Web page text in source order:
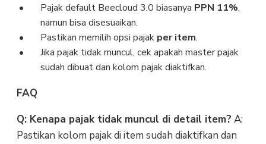
Pajak default Beecloud 3.0 biasanya PPN 11%,
namun bisa disesuaikan.
Pastikan memilih opsi pajak per item.
Jika pajak tidak muncul, cek apakah master pajak
sudah dibuat dan kolom pajak diaktifkan.
FAQ
Q: Kenapa pajak tidak muncul di detail item? A:
Pastikan kolom pajak di item sudah diaktifkan dan